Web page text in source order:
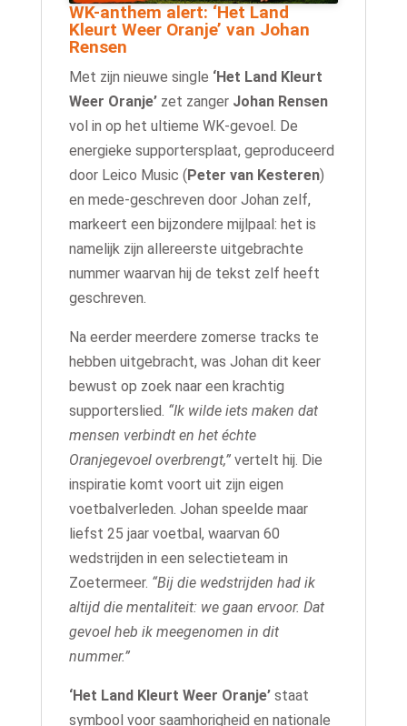
WK-anthem alert: ‘Het Land
Kleurt Weer Oranje’ van Johan
Rensen
Met zijn nieuwe single ‘Het Land Kleurt
Weer Oranje’zet zanger Johan Rensen
vol in op het ultieme WK-gevoel. De
energieke supportersplaat, geproduceerd
door Leico Music (Peter van Kesteren)
en mede-geschreven door Johan zelf,
markeert een bijzondere mijlpaal: het is
namelijk zijn allereerste uitgebrachte
nummer waarvan hij de tekst zelf heeft
geschreven.
Na eerder meerdere zomerse tracks te
hebben uitgebracht, was Johan dit keer
bewust op zoek naar een krachtig
supporterslied. “Ik wilde iets maken dat
mensen verbindt en het échte
Oranjegevoel overbrengt,”vertelt hij. Die
inspiratie komt voort uit zijn eigen
voetbalverleden. Johan speelde maar
liefst 25 jaar voetbal, waarvan 60
wedstrijden in een selectieteam in
Zoetermeer. “Bij die wedstrijden had ik
altijd die mentaliteit: we gaan ervoor. Dat
gevoel heb ik meegenomen in dit
nummer.”
‘Het Land Kleurt Weer Oranje’staat
symbool voor saamhorigheid en nationale